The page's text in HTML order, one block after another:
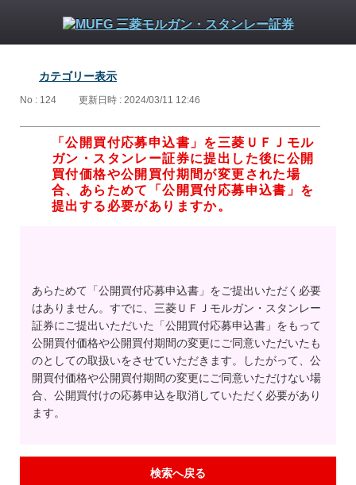
カテゴリー表示
No : 124 更新日時 : 2024/03/11 12:46
「公開買付応募申込書」を三菱ＵＦＪモル
ガン・スタンレー証券に提出した後に公開
買付価格や公開買付期間が変更された場
合、あらためて「公開買付応募申込書」を
提出する必要がありますか。
あらためて「公開買付応募申込書」をご提出いただく必要
はありません。すでに、三菱ＵＦＪモルガン・スタンレー
証券にご提出いただいた「公開買付応募申込書」をもって
公開買付価格や公開買付期間の変更にご同意いただいたも
のとしての取扱いをさせていただきます。したがって、公
開買付価格や公開買付期間の変更にご同意いただけない場
合、公開買付けの応募申込を取消していただく必要があり
ます。
検索へ戻る